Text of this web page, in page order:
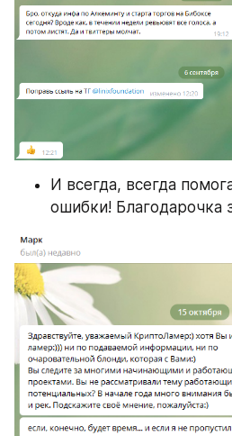
И всегда, всегда
ошибки! Благодарочка